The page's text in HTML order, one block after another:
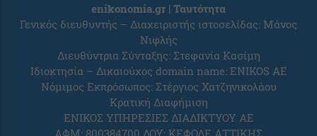
enikonomia.gr | Ταυτότητα
Γενικός διευθυντής – Διαχειριστής ιστοσελίδας: Μάνος
Νιφλής
Διευθύντρια Σύνταξης: Στεφανία Κασίμη
Ιδιοκτησία – Δικαιούχος domain name: ENIKOS AE
Νόμιμος Εκπρόσωπος: Στέργιος Χατζηνικολάου
Κρατική Διαφήμιση
ΕΝΙΚΟΣ ΥΠΗΡΕΣΙΕΣ ΔΙΑΔΙΚΤΥΟΥ ΑΕ
ΑΦΜ: 800384700 ΔΟΥ: ΚΕΦΟΔΕ ΑΤΤΙΚΗΣ